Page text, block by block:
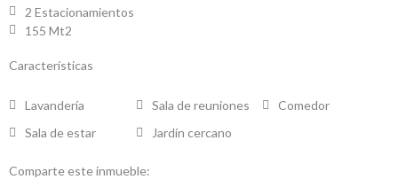
2 Estacionamientos
155 Mt2
Características
Lavandería Sala de reuniones
Comedor
Sala de estar
Jardín cercano
Comparte este inmueble: